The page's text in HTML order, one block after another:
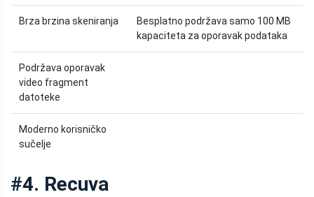
Brza brzina skeniranja
Besplatno podržava samo 100 MB
kapaciteta za oporavak podataka
Podržava oporavak
video fragment
datoteke
Moderno korisničko
sučelje
#4. Recuva